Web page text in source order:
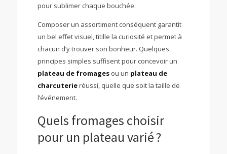
pour sublimer chaque bouchée.
Composer un assortiment conséquent garantit
un bel effet visuel, titille la curiosité et permet à
chacun d’y trouver son bonheur. Quelques
principes simples suffisent pour concevoir un
plateau de fromagesou un plateau de
charcuterieréussi, quelle que soit la taille de
l’événement.
Quels fromages choisir
pour un plateau varié ?